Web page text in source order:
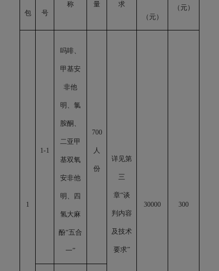
包 号
称 量 求
（元）
（元）
1
1-1
吗啡、
甲基安
非他
明、氯
胺酮、
二亚甲
基双氧
安非他
明、四
氢大麻
酚“五合
一”
700
人
份
详见第
三
章“谈
判内容
及技术
要求”
30000 300